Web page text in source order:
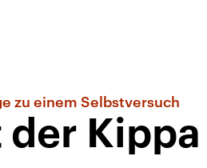
zu einem Selbstversuch
der